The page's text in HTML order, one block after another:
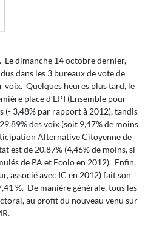
dimanche 14 octobre dernier,
dans les 3 bureaux de vote de
voix. Quelques heures plus tard, le
place d’EPI (Ensemble pour
(- 3,48% par rapport à 2012), tandis
des voix (soit 9,47% de moins
Alternative Citoyenne de
est de 20,87% (4,46% de moins, si
de PA et Ecolo en 2012). Enfin,
associé avec IC en 2012) fait son
%. De manière générale, tous les
au profit du nouveau venu sur